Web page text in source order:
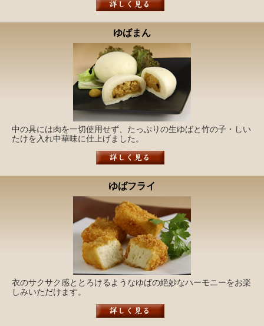
ゆばまん
中の具には肉を一切使用せず、たっぷりの生ゆばと竹の子・しい
たけを入れ中華味に仕上げました。
ゆばフライ
衣のサクサク感ととろけるようなゆばの絶妙なハーモニーをお楽
しみいただけます。